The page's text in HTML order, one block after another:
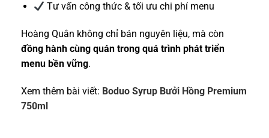
Tư vấn công thức & tối ưu chi phí menu
Hoàng Quân không chỉ bán nguyên liệu, mà còn
đồng hành cùng quán trong quá trình phát triển
menu bền vững.
Xem thêm bài viết: Boduo Syrup Bưởi Hồng Premium
750ml